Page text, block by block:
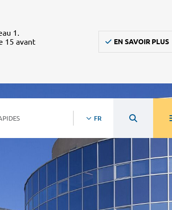
1.
15 avant
EN SAVOIR PLUS
FR